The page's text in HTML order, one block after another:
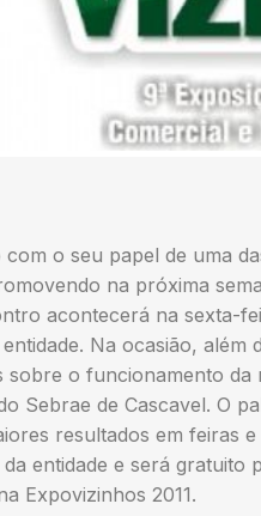
o seu papel de uma
na próxima
acontecerá na sexta-
Na ocasião, além
sobre o funcionamento
Sebrae de Cascavel. O
resultados em feiras
entidade e será gratuito
Expovizinhos 2011.